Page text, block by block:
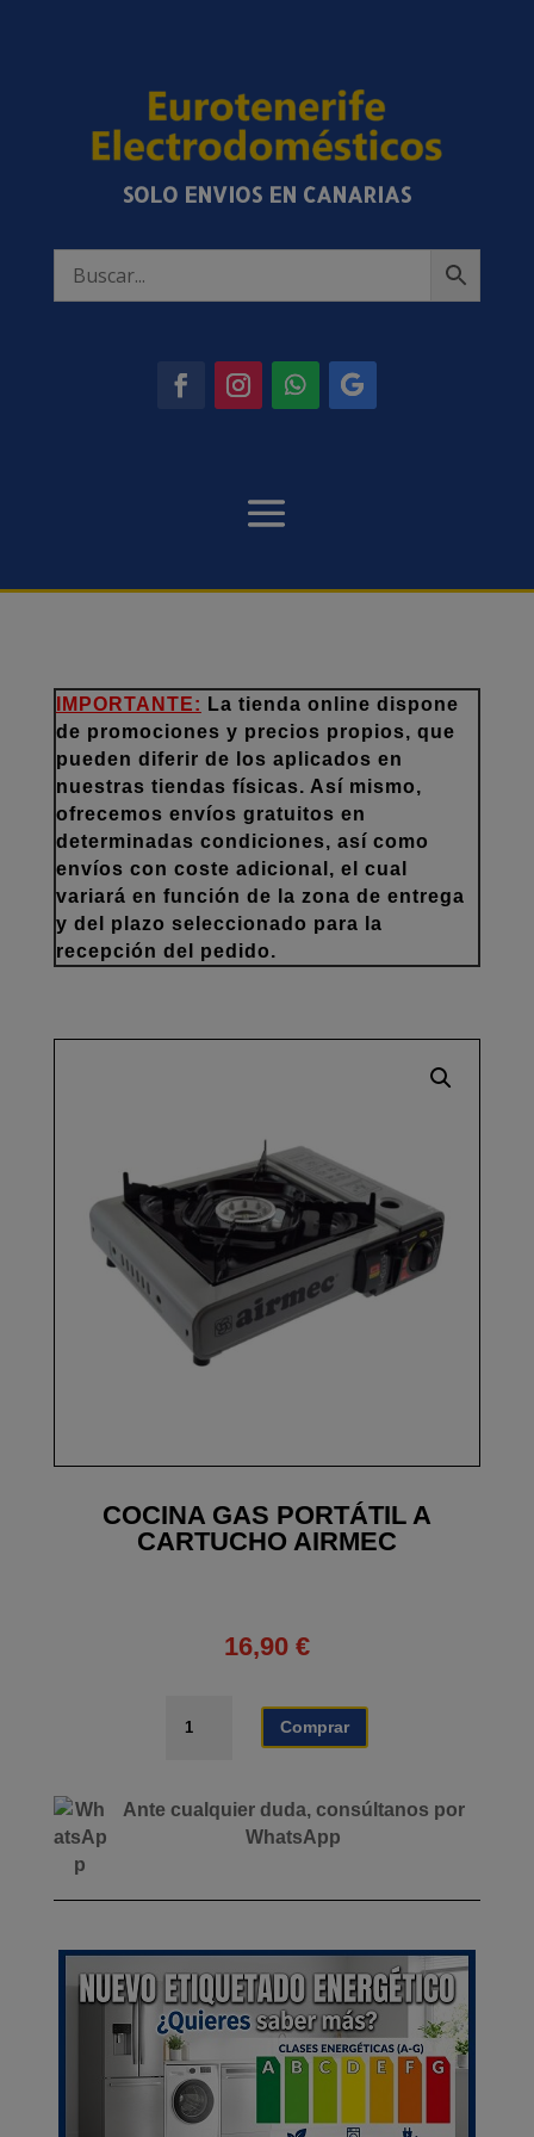
SOLO ENVIOS EN CANARIAS
IMPORTANTE: La tienda online dispone
de promociones y precios propios, que
pueden diferir de los aplicados en
nuestras tiendas físicas. Así mismo,
ofrecemos envíos gratuitos en
determinadas condiciones, así como
envíos con coste adicional, el cual
variará en función de la zona de entrega
y del plazo seleccionado para la
recepción del pedido.
COCINA GAS PORTÁTIL A
CARTUCHO AIRMEC
16,90 €
GAS
CARTUCHO
Comprar
Ante cualquier duda, consúltanos por
WhatsApp